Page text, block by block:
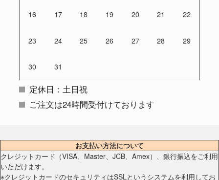
16 17 18 19 20 21 22
23 24 25 26 27 28 29
30 31
定休日：土日祝
ご注文は24時間受付けております
お支払い方法について
クレジットカード（VISA、Master、JCB、Amex）、銀行振込をご利用
いただけます。
※クレジットカードのセキュリティはSSLというシステムを利用してお